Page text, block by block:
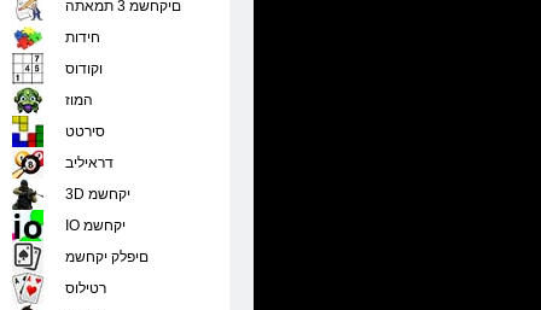
םיקחשמ 3 תמאתה
חידות
וקודוס
המוז
סירטט
דראיליב
3D יקחשמ
IO יקחשמ
םיפלק יקחשמ
רטילוס